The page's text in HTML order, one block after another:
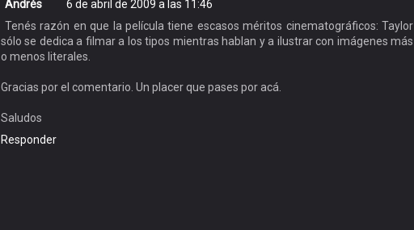
Andrés
6 de abril de 2009 a las 11:46
Tenés razón en que la película tiene escasos méritos cinematográficos: Taylor
sólo se dedica a filmar a los tipos mientras hablan y a ilustrar con imágenes más
o menos literales.
Gracias por el comentario. Un placer que pases por acá.
Saludos
Responder